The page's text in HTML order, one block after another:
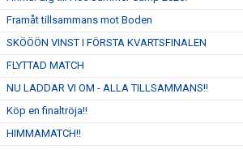
Framåt tillsammans mot Boden
SKÖÖÖN VINST I FÖRSTA KVARTSFINALEN
FLYTTAD MATCH
NU LADDAR VI OM - ALLA TILLSAMMANS!!
Köp en finaltröja!!
HIMMAMATCH!!